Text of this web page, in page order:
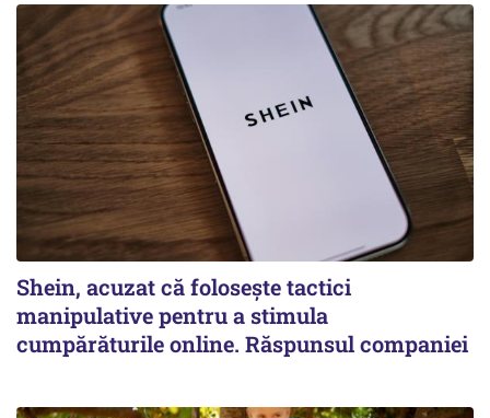
Shein, acuzat că folosește tactici
manipulative pentru a stimula
cumpărăturile online. Răspunsul companiei